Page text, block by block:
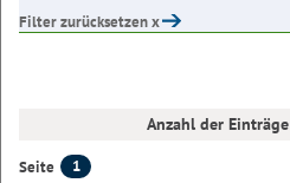
Filter zurücksetzen x
Anzahl der
Seite
1